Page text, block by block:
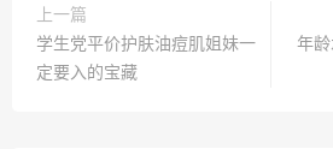
上一篇
学生党平价护肤油痘肌姐妹一
定要入的宝藏
年